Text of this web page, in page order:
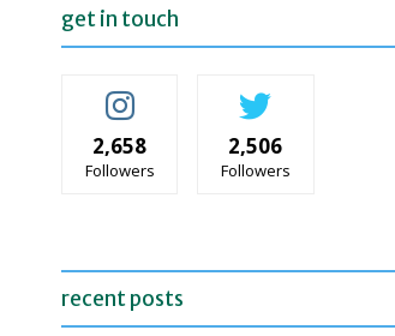
get in touch
2,658
Followers
2,506
Followers
recent posts